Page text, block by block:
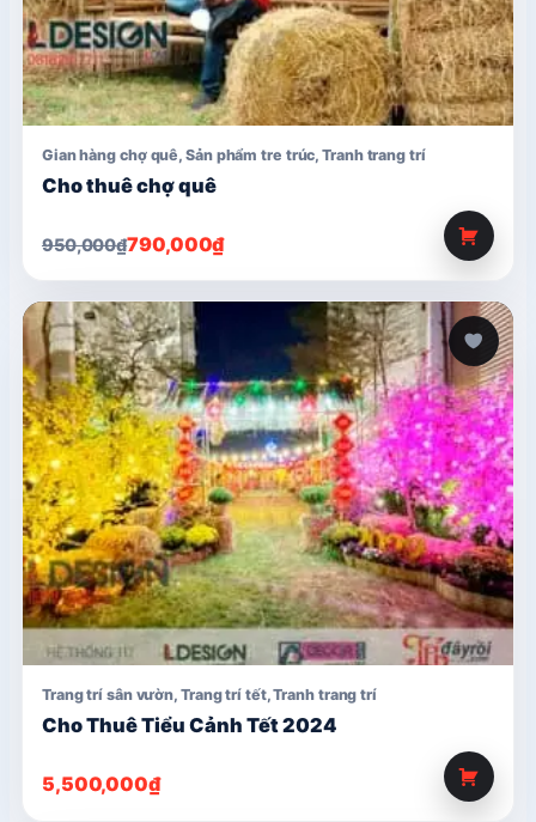
Gian hàng chợ quê,Sản phẩm tre trúc,Tranh trang trí
Cho thuê chợ quê
950,000₫
Giá
950,000₫.
790,000₫
Giá
là:
790,000₫.
Trang trí sân vườn, Trang trí tết,Tranh trang trí
Cho Thuê Tiểu Cảnh Tết 2024
5,500,000₫